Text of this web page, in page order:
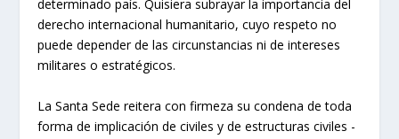
determinado país. Quisiera subrayar la importancia del
derecho internacional humanitario, cuyo respeto no
puede depender de las circunstancias ni de intereses
militares o estratégicos.
La Santa Sede reitera con firmeza su condena de toda
forma de implicación de civiles y de estructuras civiles -